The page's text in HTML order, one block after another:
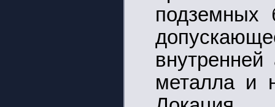
подземных
внутренней
металла и